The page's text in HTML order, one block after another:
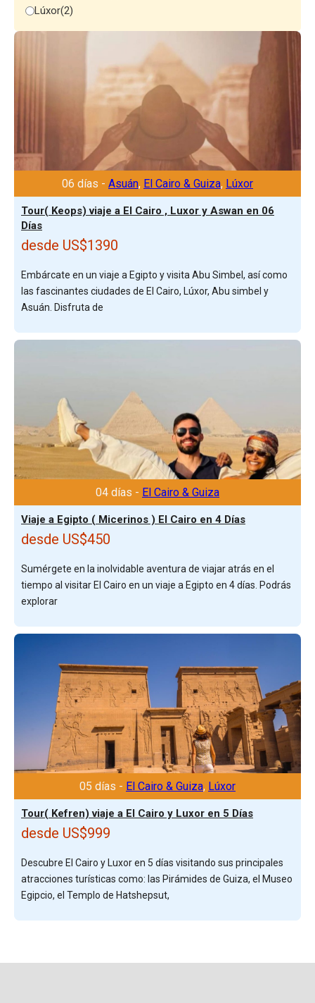
Lúxor(2)
06 días - Asuán, El Cairo & Guiza, Lúxor
Tour( Keops) viaje a El Cairo , Luxor y Aswan en 06
Días
desde US$1390
Embárcate en un viaje a Egipto y visita Abu Simbel, así como
las fascinantes ciudades de El Cairo, Lúxor, Abu simbel y
Asuán. Disfruta de
04 días - El Cairo & Guiza
Viaje a Egipto ( Micerinos ) El Cairo en 4 Días
desde US$450
Sumérgete en la inolvidable aventura de viajar atrás en el
tiempo al visitar El Cairo en un viaje a Egipto en 4 días. Podrás
explorar
05 días - El Cairo & Guiza, Lúxor
Tour( Kefren) viaje a El Cairo y Luxor en 5 Días
desde US$999
Descubre El Cairo y Luxor en 5 días visitando sus principales
atracciones turísticas como: las Pirámides de Guiza, el Museo
Egipcio, el Templo de Hatshepsut,